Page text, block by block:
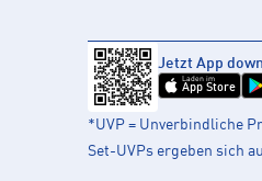
Jetzt App
Laden im
App Store
*UVP = Unverbindliche
Set-UVPs ergeben sich